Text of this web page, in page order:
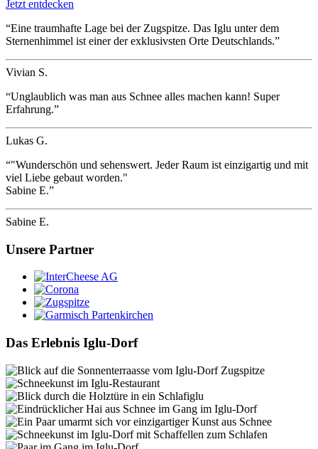
Jetzt entdecken
“Eine traumhafte Lage bei der Zugspitze. Das Iglu unter dem
Sternenhimmel ist einer der exklusivsten Orte Deutschlands.”
Vivian S.
“Unglaublich was man aus Schnee alles machen kann! Super
Erfahrung.”
Lukas G.
“"Wunderschön und sehenswert. Jeder Raum ist einzigartig und mit
viel Liebe gebaut worden."
Sabine E.”
Sabine E.
Unsere Partner
Das Erlebnis Iglu-Dorf